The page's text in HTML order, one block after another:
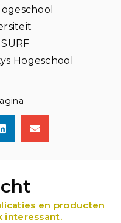
Hogeschool
en producten
interessant.